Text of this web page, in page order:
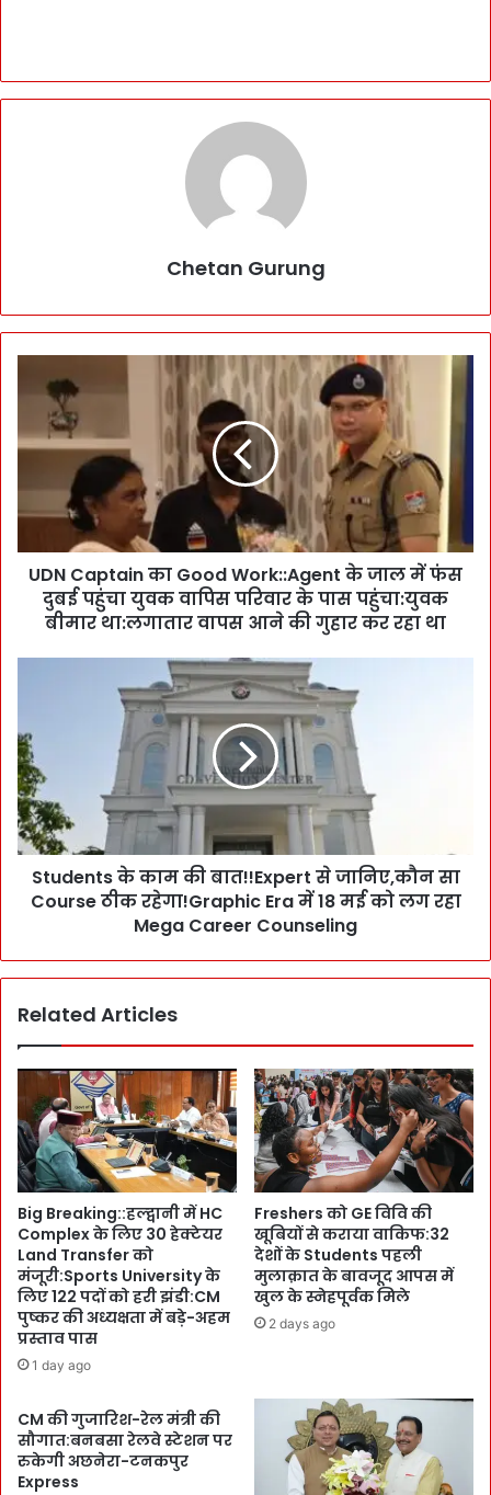
Chetan Gurung
C
i
o
r
k
:
:
A
के
ल
दु
ब
ई
प
हुं
चा
यु
व
क
वा
पि
स
वा
र
के
UDN Captain का Good Work::Agent के जाल में फंस
दुबई पहुंचा युवक वापिस परिवार के पास पहुंचा:युवक
बीमार था:लगातार वापस आने की गुहार कर रहा था
d
e
n
t
s
के
!
r
t
से
जा
नि
ए
,
कौ
न
सा
C
r
s
e
Students के काम की बात!!Expert से जानिए,कौन सा
Course ठीक रहेगा!Graphic Era में 18 मई को लग रहा
Mega Career Counseling
Related Articles
Big Breaking::हल्द्वानी में HC
Complex के लिए 30 हेक्टेयर
Land Transfer को
मंजूरी:Sports University के
लिए 122 पदों को हरी झंडी:CM
पुष्कर की अध्यक्षता में बड़े-अहम
प्रस्ताव पास
1 day ago
Freshers को GE विवि की
खूबियों से कराया वाकिफ:32
देशों के Students पहली
मुलाक़ात के बावजूद आपस में
खुल के स्नेहपूर्वक मिले
2 days ago
CM की गुजारिश-रेल मंत्री की
सौगात:बनबसा रेलवे स्टेशन पर
रुकेगी अछनेरा-टनकपुर
Express